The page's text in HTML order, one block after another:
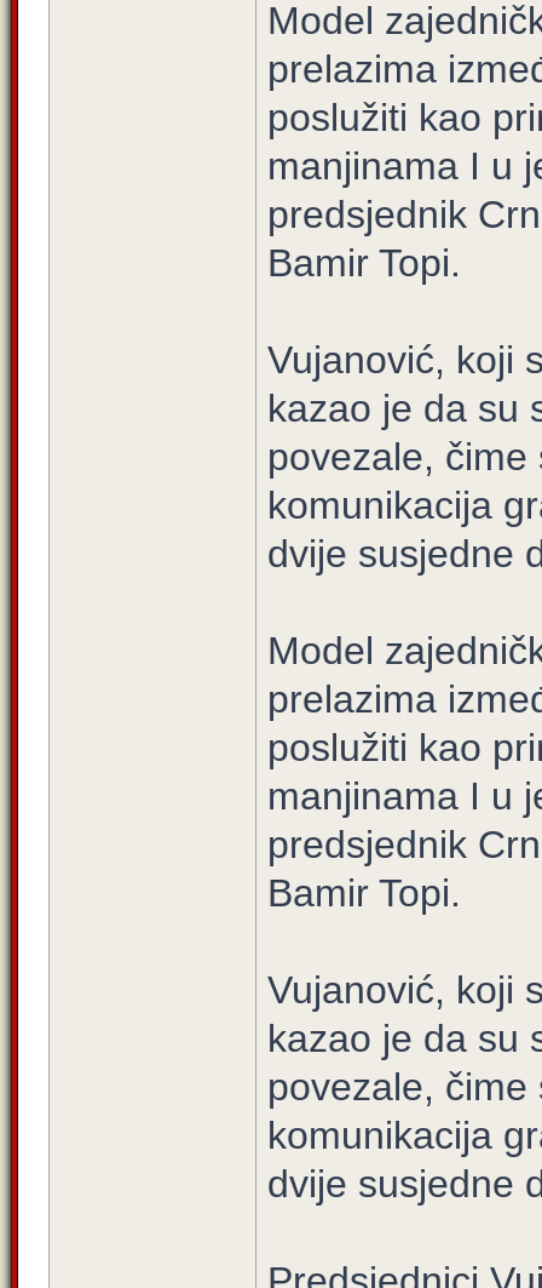
Model
prelazima
poslužiti kao
manjinama I u
predsjednik
Bamir Topi.
Vujanović, koji
kazao je da su
povezale,
komunikacija
dvije susjedne
Model
prelazima
poslužiti kao
manjinama I u
predsjednik
Bamir Topi.
Vujanović, koji
kazao je da su
povezale,
komunikacija
dvije susjedne